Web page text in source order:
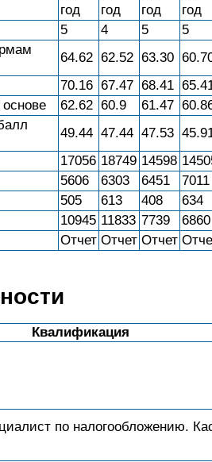
год
год
год
год
5 4 5 5
64.62 62.52 63.30
70.16 67.47 68.41
62.62 60.9 61.47
49.44 47.44 47.53
17056 18749 14598
5606 6303 6451 7011
505 613 408 634
10945 11833 7739 6860
Отчет Отчет Отчет
Квалификация
по налогообложению.